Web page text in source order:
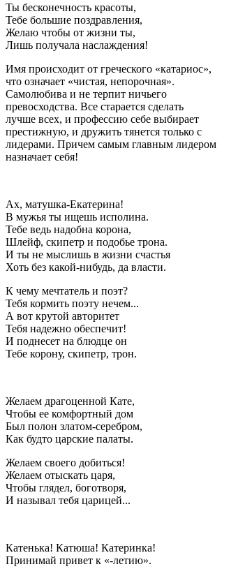
Ты бесконечность красоты,
Тебе большие поздравления,
Желаю чтобы от жизни ты,
Лишь получала наслаждения!
Имя происходит от греческого «катариос»,
что означает «чистая, непорочная».
Самолюбива и не терпит ничьего
превосходства. Все старается сделать
лучше всех, и профессию себе выбирает
престижную, и дружить тянется только с
лидерами. Причем самым главным лидером
назначает себя!
Ах, матушка-Екатерина!
В мужья ты ищешь исполина.
Тебе ведь надобна корона,
Шлейф, скипетр и подобье трона.
И ты не мыслишь в жизни счастья
Хоть без какой-нибудь, да власти.
К чему мечтатель и поэт?
Тебя кормить поэту нечем...
А вот крутой авторитет
Тебя надежно обеспечит!
И поднесет на блюдце он
Тебе корону, скипетр, трон.
Желаем драгоценной Кате,
Чтобы ее комфортный дом
Был полон златом-серебром,
Как будто царские палаты.
Желаем своего добиться!
Желаем отыскать царя,
Чтобы глядел, боготворя,
И называл тебя царицей...
Катенька! Катюша! Катеринка!
Принимай привет к «-летию».